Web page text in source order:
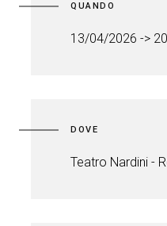
QUANDO
13/04/2026 ->
DOVE
Teatro Nardini -